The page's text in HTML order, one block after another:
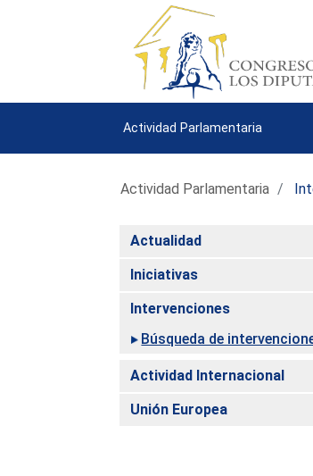
Actividad Parlamentaria
Actividad Parlamentaria
Actualidad
Iniciativas
Intervenciones
Búsqueda de
Actividad Internacional
Unión Europea